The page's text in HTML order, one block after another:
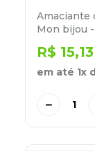
Amaciante
Mon bijou -
R$ 15,13
em até 1x
－